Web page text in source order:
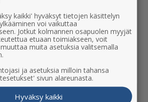
kulttuurin pariin Suuren
vieraille
kokonaisuus
kaikki' hyväksyt tietojen käsittelyn
voi vaikuttaa
Jotkut kolmannen osapuolen myyjät
etuaan toimiakseen, voit
muita asetuksia valitsemalla
ja asetuksia milloin tahansa
sivun alareunasta.
Hyväksy kaikki